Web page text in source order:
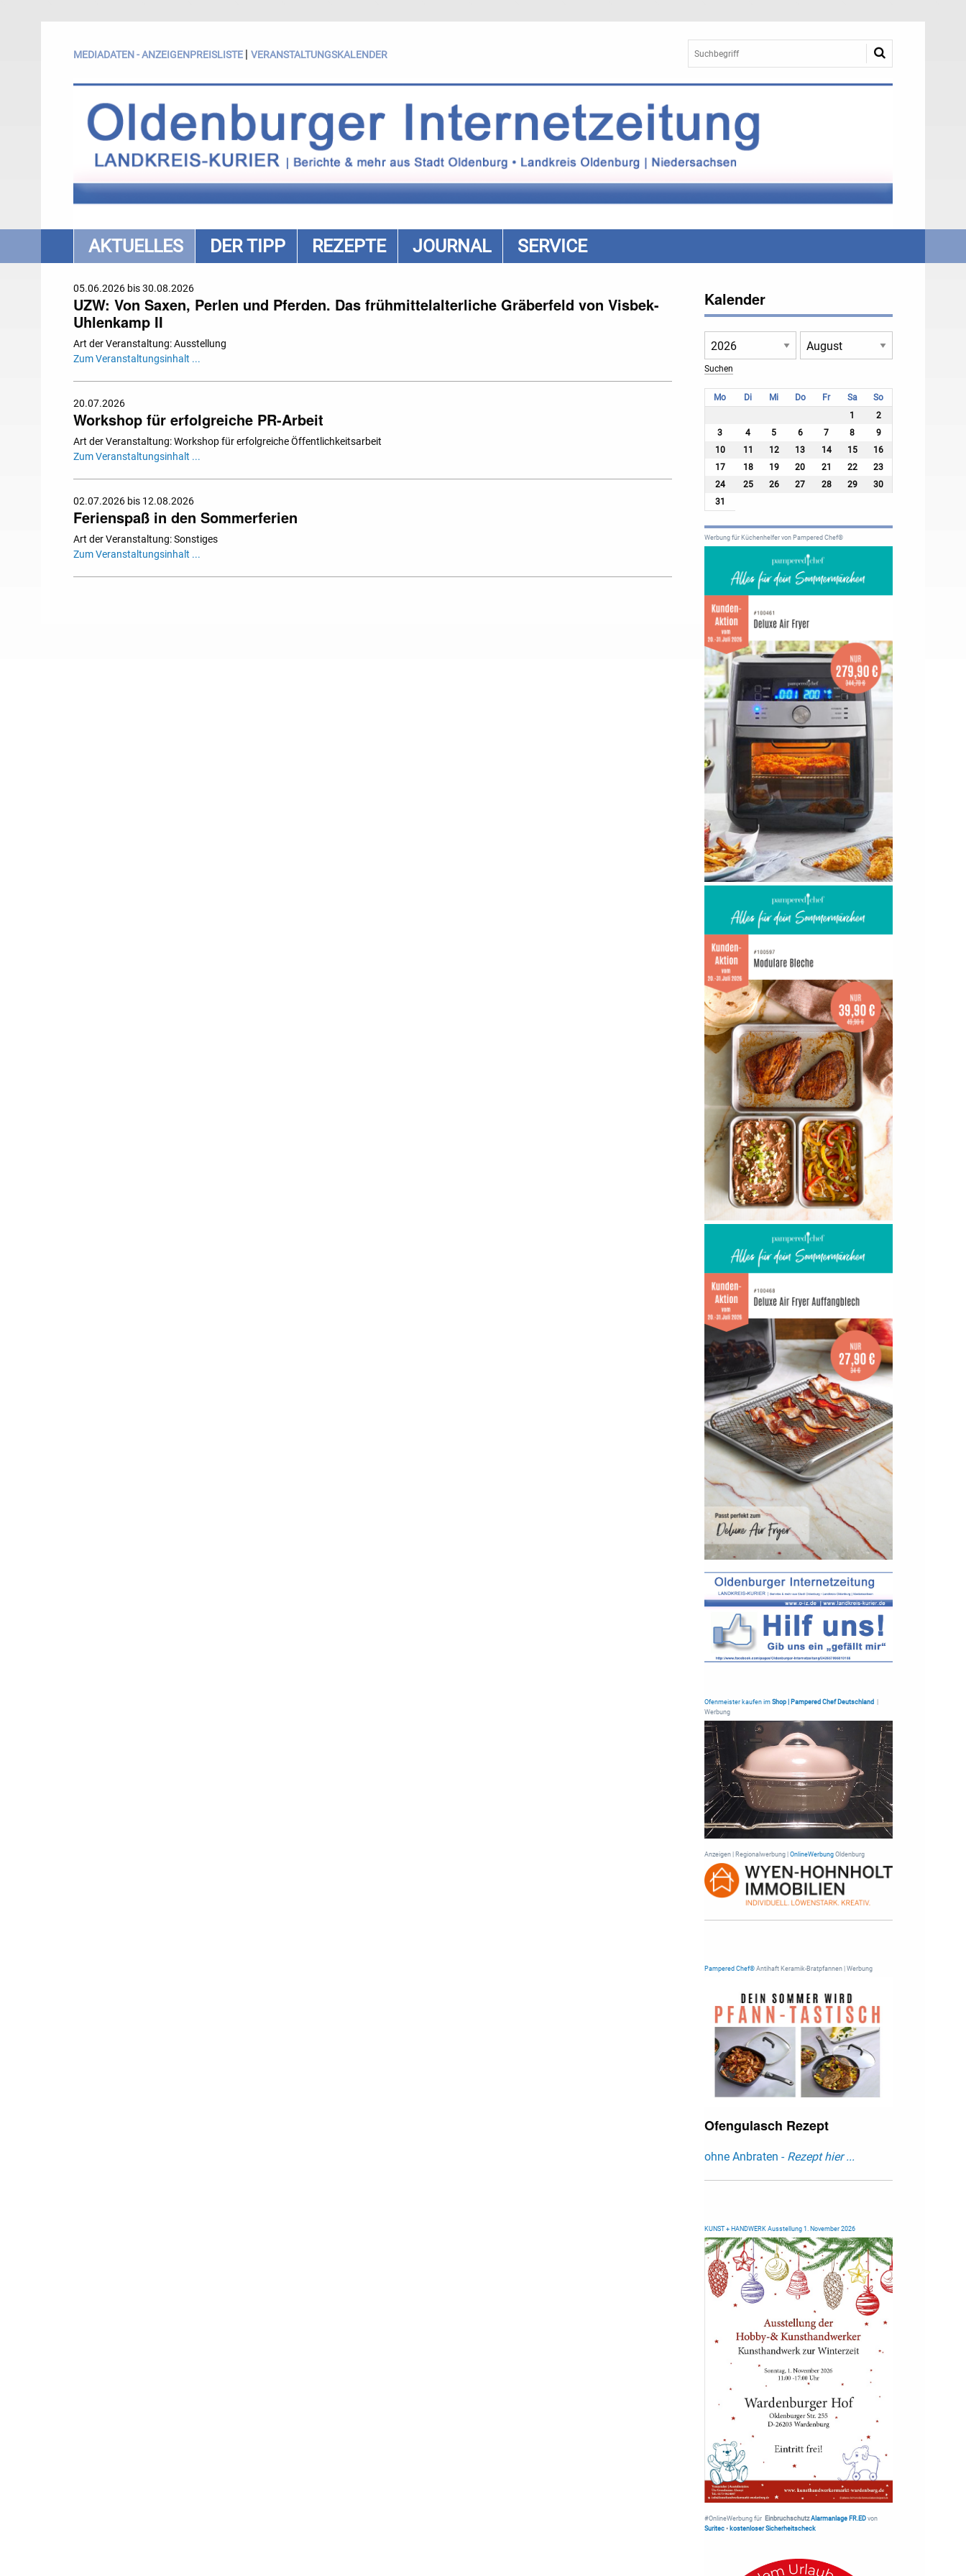
MEDIADATEN - ANZEIGENPREISLISTE | VERANSTALTUNGSKALENDER
AKTUELLES DER TIPP REZEPTE JOURNAL SERVICE
05.06.2026 bis 30.08.2026
UZW: Von Saxen, Perlen und Pferden. Das frühmittelalterliche Gräberfeld von Visbek-
Uhlenkamp II
Art der Veranstaltung: Ausstellung
Zum Veranstaltungsinhalt ...
20.07.2026
Workshop für erfolgreiche PR-Arbeit
Art der Veranstaltung: Workshop für erfolgreiche Öffentlichkeitsarbeit
Zum Veranstaltungsinhalt ...
02.07.2026 bis 12.08.2026
Ferienspaß in den Sommerferien
Art der Veranstaltung: Sonstiges
Zum Veranstaltungsinhalt ...
Kalender
Mo Di Mi Do Fr Sa
So
1
2
3
4 5 6 7 8
9
10
11 12 13 14 15
16
17
18 19 20 21 22
23
24
25 26 27 28 29
30
31
Werbung für Küchenhelfer von Pampered Chef®
Ofenmeister kaufen im Shop | Pampered Chef Deutschland
Werbung
Anzeigen | Regionalwerbung | OnlineWerbungOldenburg
Pampered Chef®Antihaft Keramik-Bratpfannen | Werbung
Ofengulasch Rezept
ohne Anbraten - Rezept hier ...
KUNST + HANDWERK Ausstellung 1. November 2026
#OnlineWerbung für Einbruchschutz Alarmanlage FR.ED von
Suritec• kostenloser Sicherheitscheck